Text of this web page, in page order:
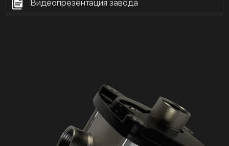
Видеопрезентация завода